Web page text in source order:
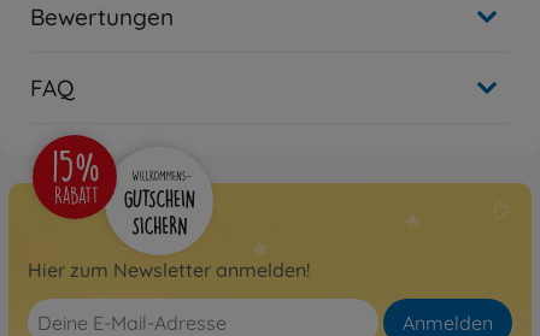
Bewertungen
FAQ
Hier zum Newsletter anmelden!
Anmelden